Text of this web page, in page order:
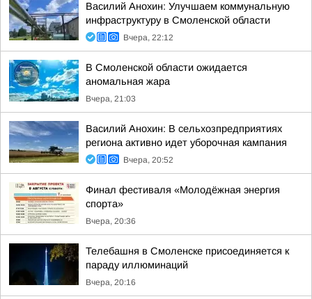
Василий Анохин: Улучшаем коммунальную
инфраструктуру в Смоленской области
Вчера, 22:12
В Смоленской области ожидается
аномальная жара
Вчера, 21:03
Василий Анохин: В сельхозпредприятиях
региона активно идет уборочная кампания
Вчера, 20:52
Финал фестиваля «Молодёжная энергия
спорта»
Вчера, 20:36
Телебашня в Смоленске присоединяется к
параду иллюминаций
Вчера, 20:16